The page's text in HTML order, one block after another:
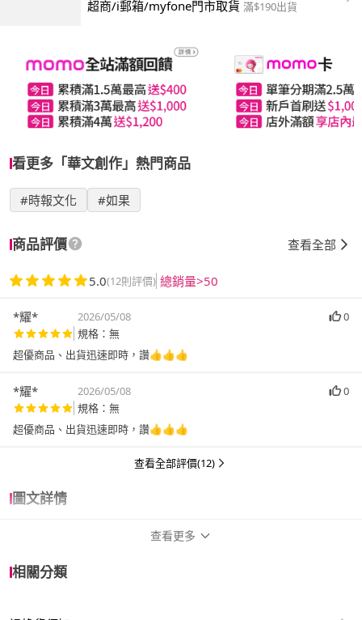
超商/i郵箱/myfone門市取貨 滿$190出貨
看更多「華文創作」熱門商品
#時報文化 #如果
商品評價 查看全部
5.0(12則評價) 總銷量>50
*耀* 2026/05/08
0
規格：無
超優商品、出貨迅速即時，讚👍👍👍
*耀* 2026/05/08
0
規格：無
超優商品、出貨迅速即時，讚👍👍👍
查看全部評價(12)
圖文詳情
查看更多
相關分類